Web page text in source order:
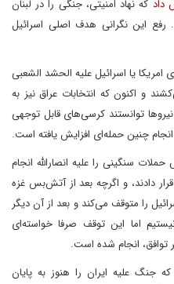
داد که نهاد امنیتی، جنگی را در لبنان
این نگرانی هدف اصلی اسرائیل
امریکا یا اسرائیل علیه الحشد الشعبی
و اکنون که انتخابات عراق نیز به
توانستند کرسی‌های قابل توجهی
انجام چنین حمله‌ای افزایش یافته است.
سنگینی را علیه انصارالله انجام
دادند، و اگرچه بعد از آتش‌بس غزه
را متوقف می‌کند و بعد از آن دیگر
اما این توقف صرفا خواسته‌ای
انجام شده است.
که جنگ علیه ایران را هنوز به پایان